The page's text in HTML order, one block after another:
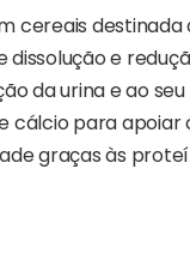
cereais destinada
e
da urina e ao
cálcio para apoiar
graças às